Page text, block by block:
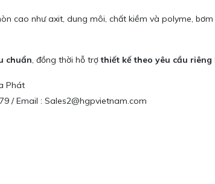
cao như axit, dung môi, chất kiềm và polyme,
chuẩn, đồng thời hỗ trợthiết kế theo yêu cầu riêng
Phát
/ Email : Sales2@hgpvietnam.com